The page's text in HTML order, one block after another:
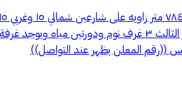
((رقم المعلن يظهر عند التواصل))